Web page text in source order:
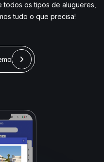
todos os tipos de alugueres,
tudo o que precisa!